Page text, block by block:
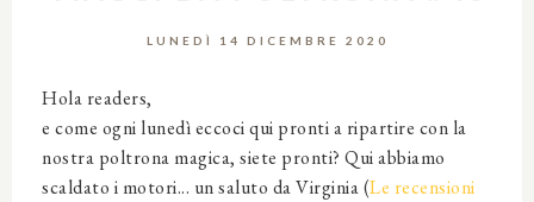
LUNEDÌ 14 DICEMBRE 2020
Hola readers,
e come ogni lunedì eccoci qui pronti a ripartire con la
nostra poltrona magica, siete pronti? Qui abbiamo
scaldato i motori... un saluto da Virginia (Le recensioni